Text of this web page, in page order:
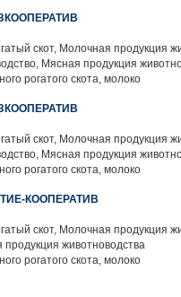
скот, Молочная продукция
Мясная продукция
рогатого скота, молоко
скот, Молочная продукция
Мясная продукция
рогатого скота, молоко
КООПЕРАТИВ
скот, Молочная продукция
животноводства
рогатого скота, молоко